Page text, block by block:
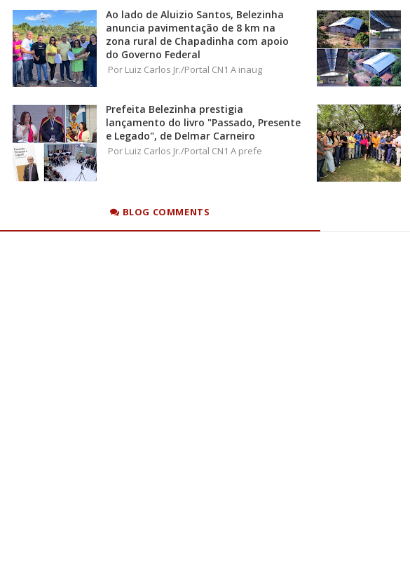
Ao lado de Aluizio Santos, Belezinha
anuncia pavimentação de 8 km na
zona rural de Chapadinha com apoio
do Governo Federal
Por Luiz Carlos Jr./Portal CN1 A inaug
Prefeita Belezinha prestigia
lançamento do livro "Passado, Presente
e Legado", de Delmar Carneiro
Por Luiz Carlos Jr./Portal CN1 A prefe
BLOG COMMENTS